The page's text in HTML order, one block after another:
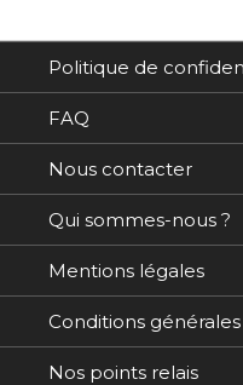
Politique de
FAQ
Nous contacter
Qui sommes-nous ?
Mentions légales
Conditions
Nos points relais